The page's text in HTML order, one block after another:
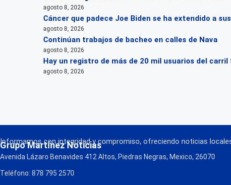
agosto 8, 2026
Cáncer que padece Joe Biden se ha extendido a
agosto 8, 2026
Continúan trabajos de bacheo en calles de Nava
agosto 8, 2026
Hay un registro de más de 20 mil usuarios del carril
agosto 8, 2026
Grupo Martínez Noticias
Informamos con integridad y compromiso, ofreciendo noticias
Avenida Lázaro Benavides 412 Altos, Piedras Negras, Mexico, 26070
Teléfono: 878 795 2570